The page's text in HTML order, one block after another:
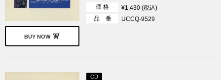
BUY NOW
価 格
¥1,430 (税込)
品 番
UCCQ-9529
CD